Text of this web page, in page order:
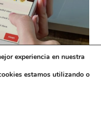
El Móvil Para
Lo que…
experiencia en nuestra
estamos utilizando o